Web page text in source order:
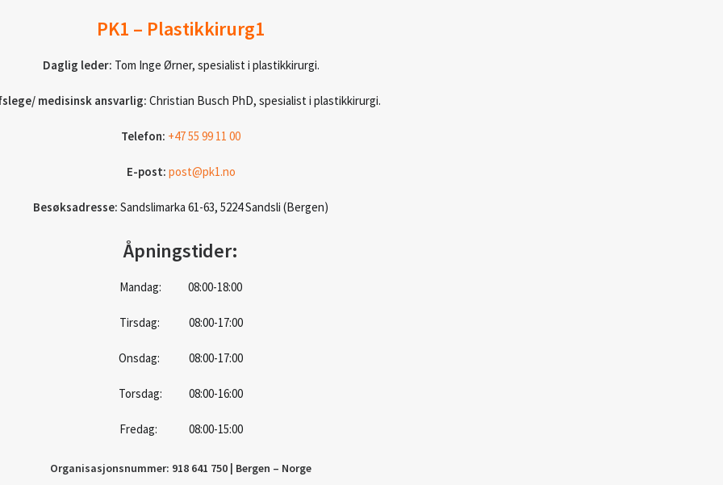
PK1 – Plastikkirurg1
Daglig leder: Tom Inge Ørner, spesialist i plastikkirurgi.
medisinsk ansvarlig: Christian Busch PhD, spesialist i plastikkirurgi.
Telefon: +47 55 99 11 00
E-post: post@pk1.no
Besøksadresse: Sandslimarka 61-63, 5224 Sandsli (Bergen)
Åpningstider:
Mandag: 08:00-18:00
Tirsdag: 08:00-17:00
Onsdag: 08:00-17:00
Torsdag: 08:00-16:00
Fredag: 08:00-15:00
Organisasjonsnummer: 918 641 750 | Bergen – Norge